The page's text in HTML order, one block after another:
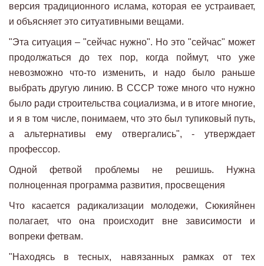
версия традиционного ислама, которая ее устраивает,
и объясняет это ситуативными вещами.
"Эта ситуация – "сейчас нужно". Но это "сейчас" может
продолжаться до тех пор, когда поймут, что уже
невозможно что-то изменить, и надо было раньше
выбрать другую линию. В СССР тоже много что нужно
было ради строительства социализма, и в итоге многие,
и я в том числе, понимаем, что это был тупиковый путь,
а альтернативы ему отвергались", - утверждает
профессор.
Одной фетвой проблемы не решишь. Нужна
полноценная программа развития, просвещения
Что касается радикализации молодежи, Сюкияйнен
полагает, что она происходит вне зависимости и
вопреки фетвам.
"Находясь в тесных, навязанных рамках от тех